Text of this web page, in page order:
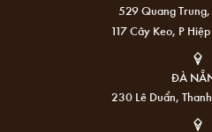
529 Quang
117 Cây Keo, P
ĐÀ
230 Lê Duẩn,